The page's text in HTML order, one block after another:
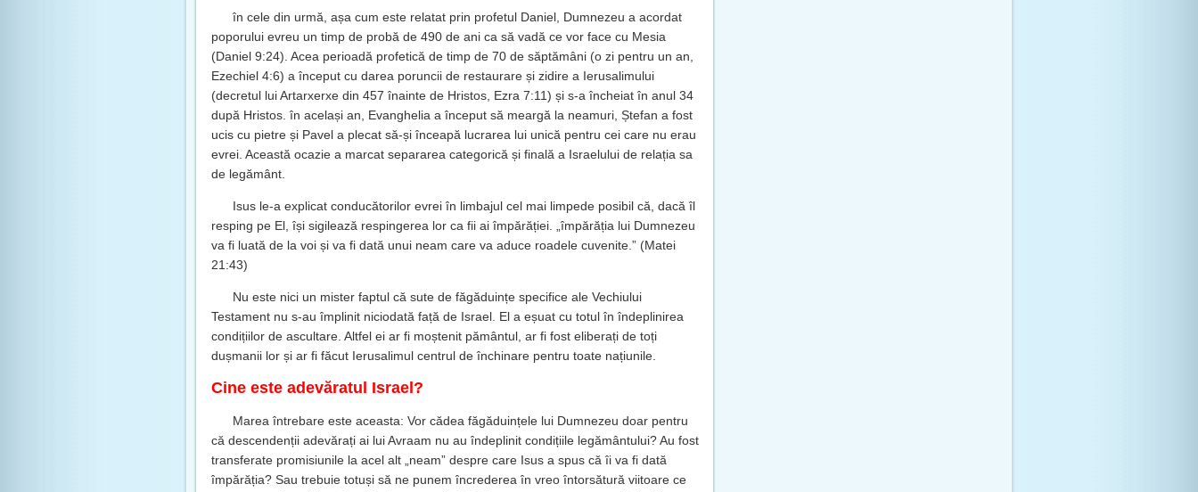
în cele din urmă, așa cum este relatat prin profetul Daniel, Dumnezeu a acordat
poporului evreu un timp de probă de 490 de ani ca să vadă ce vor face cu Mesia
(Daniel 9:24). Acea perioadă profetică de timp de 70 de săptămâni (o zi pentru un an,
Ezechiel 4:6) a început cu darea poruncii de restaurare și zidire a Ierusalimului
(decretul lui Artarxerxe din 457 înainte de Hristos, Ezra 7:11) și s-a încheiat în anul 34
după Hristos. în același an, Evanghelia a început să meargă la neamuri, Ștefan a fost
ucis cu pietre și Pavel a plecat să-și înceapă lucrarea lui unică pentru cei care nu erau
evrei. Această ocazie a marcat separarea categorică și finală a Israelului de relația sa
de legământ.
Isus le-a explicat conducătorilor evrei în limbajul cel mai limpede posibil că, dacă îl
resping pe El, își sigilează respingerea lor ca fii ai împărăției. „împărăția lui Dumnezeu
va fi luată de la voi și va fi dată unui neam care va aduce roadele cuvenite.” (Matei
21:43)
Nu este nici un mister faptul că sute de făgăduințe specifice ale Vechiului
Testament nu s-au împlinit niciodată față de Israel. El a eșuat cu totul în îndeplinirea
condițiilor de ascultare. Altfel ei ar fi moștenit pământul, ar fi fost eliberați de toți
dușmanii lor și ar fi făcut Ierusalimul centrul de închinare pentru toate națiunile.
Cine este adevăratul Israel?
Marea întrebare este aceasta: Vor cădea făgăduințele lui Dumnezeu doar pentru
că descendenții adevărați ai lui Avraam nu au îndeplinit condițiile legământului? Au fost
transferate promisiunile la acel alt „neam” despre care Isus a spus că îi va fi dată
împărăția? Sau trebuie totuși să ne punem încrederea în vreo întorsătură viitoare ce